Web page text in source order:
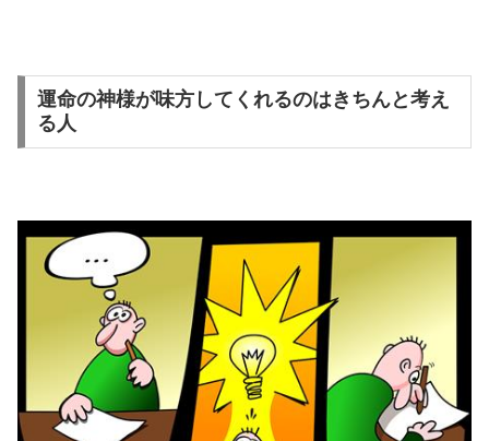
運命の神様が味方してくれるのはきちんと考え
る人